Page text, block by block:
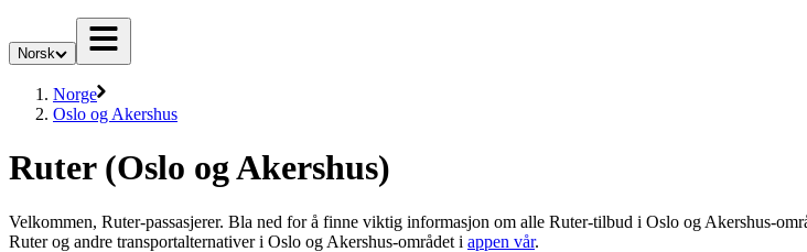
Norsk
Norge
Oslo og Akershus
Ruter (Oslo og Akershus)
Velkommen, Ruter-passasjerer. Bla ned for å finne viktig informasjon om alle Ruter-tilbud i Oslo og Akershus-
Ruter og andre transportalternativer i Oslo og Akershus-området i appen vår.